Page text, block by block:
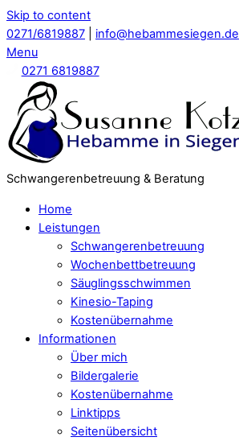
Skip to content
0271/6819887
info@hebammesiegen.de
Menu
0271 6819887
Schwangerenbetreuung & Beratung
Home
Leistungen
Schwangerenbetreuung
Wochenbettbetreuung
Säuglingsschwimmen
Kinesio-Taping
Kostenübernahme
Informationen
Über mich
Bildergalerie
Kostenübernahme
Linktipps
Seitenübersicht